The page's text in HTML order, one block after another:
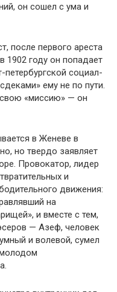
он сошел с ума и
после первого ареста
1902 году он попадает
социал-
ему не по пути.
«миссию» — он
в Женеве в
но твердо заявляет
Провокатор, лидер
и
движения:
на
и вместе с тем,
— Азеф, человек
и волевой, сумел